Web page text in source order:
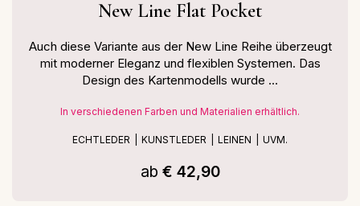
New Line Flat Pocket
Auch diese Variante aus der New Line Reihe überzeugt
mit moderner Eleganz und flexiblen Systemen. Das
Design des Kartenmodells wurde ...
In verschiedenen Farben und Materialien erhältlich.
ECHTLEDER KUNSTLEDER LEINEN UVM.
ab € 42,90